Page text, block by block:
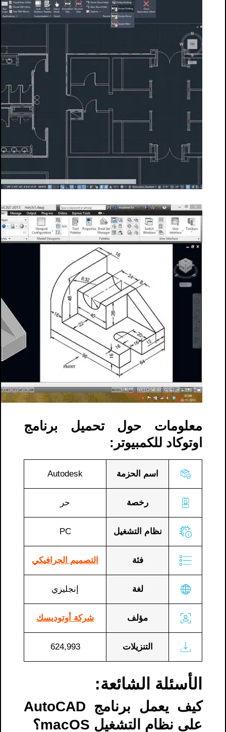
معلومات حول تحميل برنامج
اوتوكاد للكمبيوتر:
اسم الحزمة Autodesk
رخصة حر
نظام التشغيل PC
فئة التصميم الجرافيكي
لغة إنجليزي
مؤلف شركة أوتوديسك
التنزيلات 624,993
الأسئلة الشائعة:
كيف يعمل برنامج AutoCAD
على نظام التشغيل macOS؟